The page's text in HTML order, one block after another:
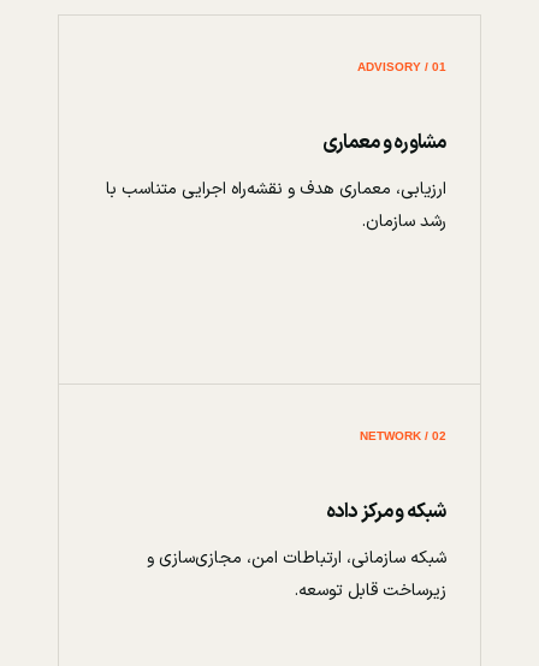
01 / ADVISORY
مشاوره و معماری
ارزیابی، معماری هدف و نقشه‌راه اجرایی متناسب با
رشد سازمان.
02 / NETWORK
شبکه و مرکز داده
شبکه سازمانی، ارتباطات امن، مجازی‌سازی و
زیرساخت قابل توسعه.